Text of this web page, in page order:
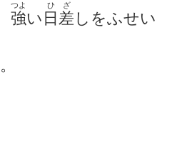
強
つよ
い 日差
ひざ
し をふせい